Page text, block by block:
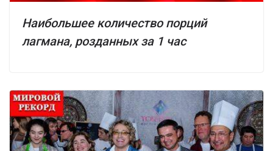
Наибольшее количество порций
лагмана, розданных за 1 час